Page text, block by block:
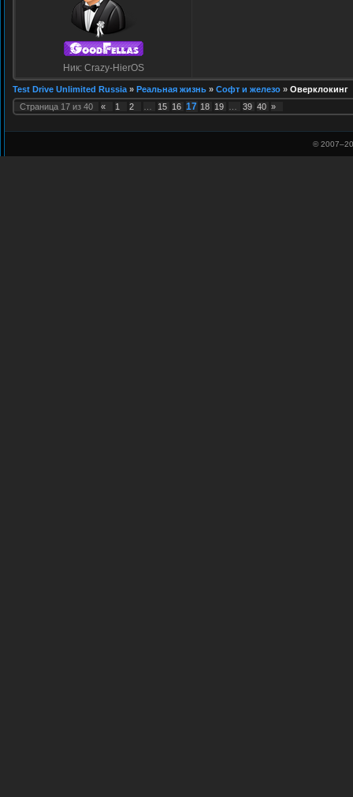
Ник: Crazy-HierOS
Test Drive Unlimited Russia » Реальная жизнь » Софт и железо » Оверклокинг
Страница 17 из 40 « 1 2 15 16 17 18 19 39 40 »
© 2007–